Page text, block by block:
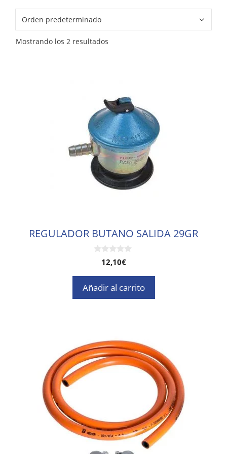
Mostrando los 2 resultados
REGULADOR BUTANO SALIDA 29GR
12,10€
Añadir al carrito